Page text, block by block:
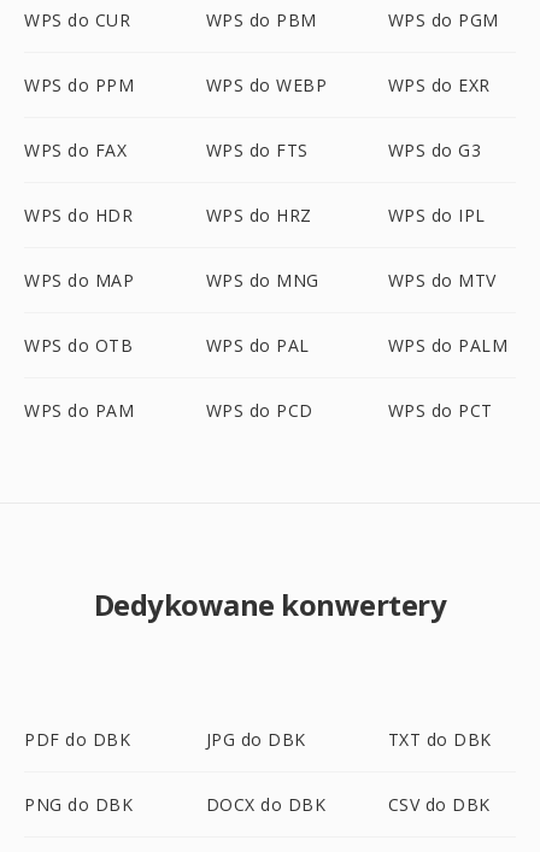
WPS do CUR WPS do PBM WPS do PGM
WPS do PPM WPS do WEBP WPS do EXR
WPS do FAX WPS do FTS WPS do G3
WPS do HDR WPS do HRZ WPS do IPL
WPS do MAP WPS do MNG WPS do MTV
WPS do OTB WPS do PAL WPS do PALM
WPS do PAM WPS do PCD WPS do PCT
Dedykowane konwertery
PDF do DBK JPG do DBK TXT do DBK
PNG do DBK DOCX do DBK CSV do DBK